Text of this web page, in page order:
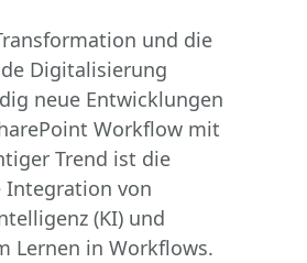
und die
Digitalisierung
neue Entwicklungen
Workflow mit
Trend ist die
Integration von
(KI) und
Lernen in Workflows.